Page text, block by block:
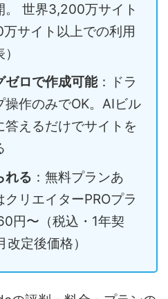
。 世界3,200万サイト
サイト以上での利用
ゼロで作成可能：ドラ
操作のみでOK。AIビル
答えるだけでサイトを
れる ：無料プランあ
クリエイターPROプラ
円〜（税込・1年契
定後価格）